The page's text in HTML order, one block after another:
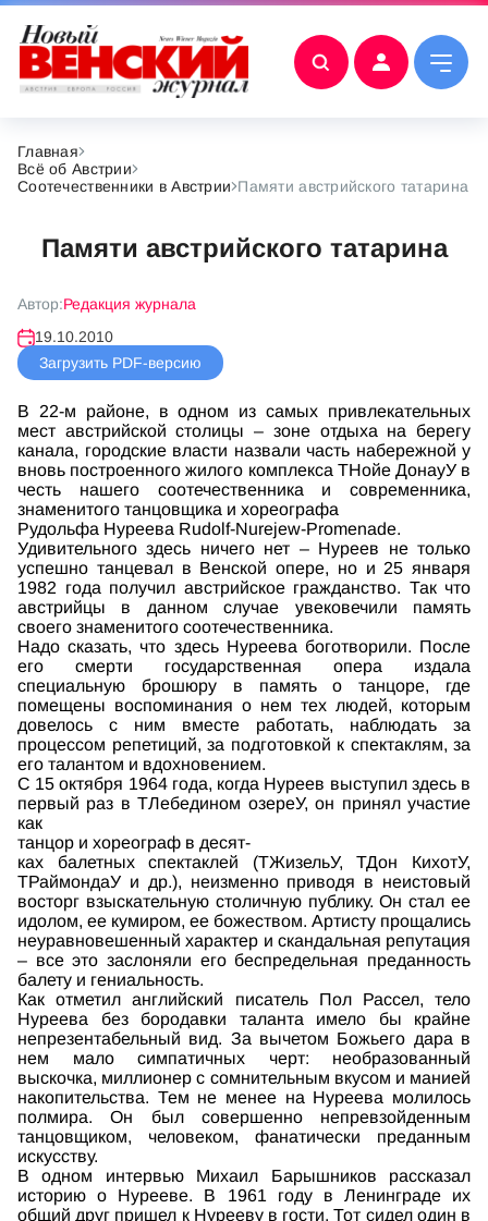
Главная
Всё об Австрии
Соотечественники в Австрии Памяти австрийского татарина
Памяти австрийского татарина
Автор:Редакция журнала
19.10.2010
Загрузить PDF-версию
В 22-м районе, в одном из самых привлекательных
мест австрийской столицы – зоне отдыха на берегу
канала, городские власти назвали часть набережной у
вновь построенного жилого комплекса ТНойе ДонауУ в
честь нашего соотечественника и современника,
знаменитого танцовщика и хореографа
Рудольфа Нуреева Rudolf-Nurejew-Promenade.
Удивительного здесь ничего нет – Нуреев не только
успешно танцевал в Венской опере, но и 25 января
1982 года получил австрийское гражданство. Так что
австрийцы в данном случае увековечили память
своего знаменитого соотечественника.
Надо сказать, что здесь Нуреева боготворили. После
его смерти государственная опера издала
специальную брошюру в память о танцоре, где
помещены воспоминания о нем тех людей, которым
довелось с ним вместе работать, наблюдать за
процессом репетиций, за подготовкой к спектаклям, за
его талантом и вдохновением.
С 15 октября 1964 года, когда Нуреев выступил здесь в
первый раз в ТЛебедином озереУ, он принял участие
как
танцор и хореограф в десят-
ках балетных спектаклей (ТЖизельУ, ТДон КихотУ,
ТРаймондаУ и др.), неизменно приводя в неистовый
восторг взыскательную столичную публику. Он стал ее
идолом, ее кумиром, ее божеством. Артисту прощались
неуравновешенный характер и скандальная репутация
– все это заслоняли его беспредельная преданность
балету и гениальность.
Как отметил английский писатель Пол Рассел, тело
Нуреева без бородавки таланта имело бы крайне
непрезентабельный вид. За вычетом Божьего дара в
нем мало симпатичных черт: необразованный
выскочка, миллионер с сомнительным вкусом и манией
накопительства. Тем не менее на Нуреева молилось
полмира. Он был совершенно непревзойденным
танцовщиком, человеком, фанатически преданным
искусству.
В одном интервью Михаил Барышников рассказал
историю о Нурееве. В 1961 году в Ленинграде их
общий друг пришел к Нурееву в гости. Тот сидел один в